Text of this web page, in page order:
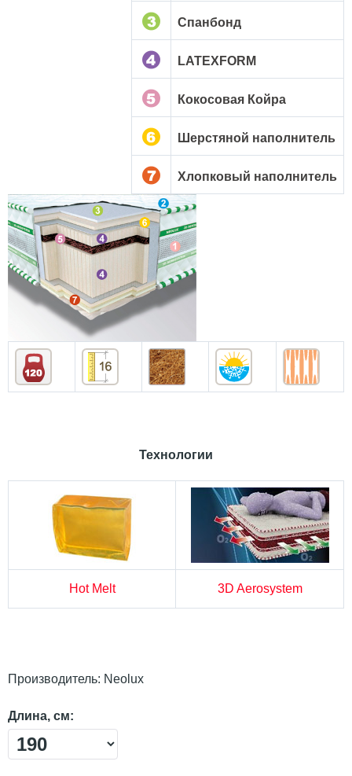
Спанбонд
LATEXFORM
Кокосовая Койра
Шерстяной наполнитель
Хлопковый наполнитель
Технологии
Hot Melt 3D Aerosystem
Производитель: Neolux
Длина, см: